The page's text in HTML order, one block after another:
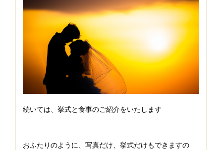
続いては、挙式と食事のご紹介をいたします
おふたりのように、写真だけ、挙式だけもできますの